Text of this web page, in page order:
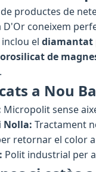
de productes de
D'Or coneixem
el diamantat
de
a Nou
Micropolit sense
Nolla: Tractament
retornar el color
Polit industrial per